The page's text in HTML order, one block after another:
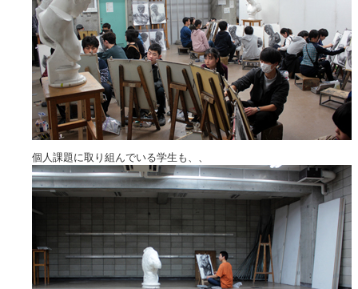
個人課題に取り組んでいる学生も、、